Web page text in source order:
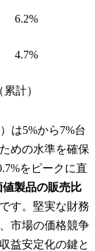
6.2%
4.7%
累計）
は5%から7%台
めの水準を確保
をピークに直
値製品の販売比
す。堅実な財務
市場の価格競争
益安定化の鍵と